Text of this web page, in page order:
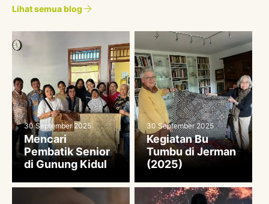
Lihat semua blog
30 September 2025
Mencari
Pembatik Senior
di Gunung Kidul
30 September 2025
Kegiatan Bu
Tumbu di Jerman
(2025)